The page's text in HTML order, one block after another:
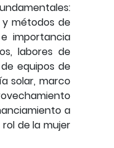
métodos de
importancia
labores de
equipos de
solar, marco
a
rol de la mujer